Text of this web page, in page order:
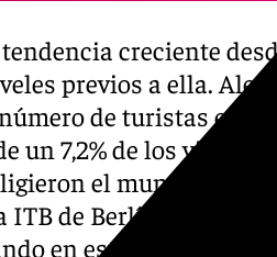
tendencia creciente
previos a ella.
de turistas en
un 7,2% de los
el municipio”,
ITB de Berlín es
en esta línea que